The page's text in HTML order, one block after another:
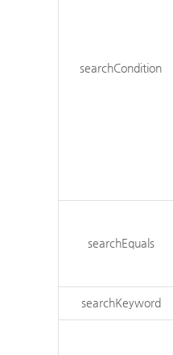
searchCondition
searchEquals
searchKeyword